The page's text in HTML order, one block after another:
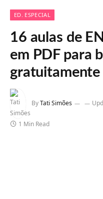
ED. ESPECIAL
16 aulas de
em PDF para
gratuitamente
ByTati Simões
1 Min Read